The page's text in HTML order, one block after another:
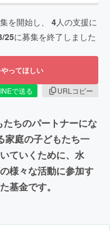
を開始し、 4人の支援に
25に募集を終了しました
ってほしい
で送る
URLコピー
ちのパートナーにな
家庭の子どもたち一
ていくために、水
様々な活動に参加す
基金です。